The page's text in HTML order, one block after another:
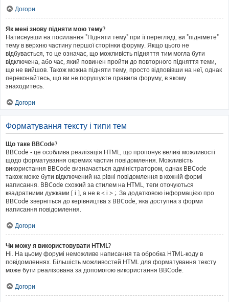
Догори
Як мені знову підняти мою тему?
Натиснувши на посилання "Підняти тему" при її перегляді, ви "піднімете"
тему в верхню частину першої сторінки форуму. Якщо цього не
відбувається, то це означає, що можливість підняття тим могла бути
відключена, або час, який повинен пройти до повторного підняття теми,
ще не вийшов. Також можна підняти тему, просто відповівши на неї, однак
переконайтесь, що ви не порушуєте правила форуму, в якому
знаходитесь.
Догори
Форматування тексту і типи тем
Що таке BBCode?
BBCode - це особлива реалізація HTML, що пропонує великі можливості
щодо форматування окремих частин повідомлення. Можливість
використання BBCode визначається адміністратором, однак BBCode
також може бути відключений на рівні повідомлення в кожній формі
написання. BBCode схожий за стилем на HTML, теги оточуються
квадратними дужками [ і ], а не в < і > ;. За додатковою інформацією про
BBCode зверніться до керівництва з BBCode, яка доступна з форми
написання повідомлення.
Догори
Чи можу я використовувати HTML?
Ні. На цьому форумі неможливе написання та обробка HTML-коду в
повідомленнях. Більшість можливостей HTML для форматування тексту
може бути реалізована за допомогою використання BBCode.
Догори